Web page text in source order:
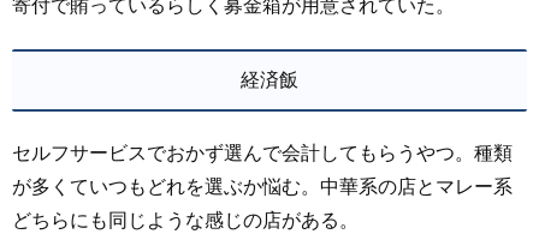
寄付で賄っているらしく募金箱が用意されていた。
経済飯
セルフサービスでおかず選んで会計してもらうやつ。種類
が多くていつもどれを選ぶか悩む。中華系の店とマレー系
どちらにも同じような感じの店がある。